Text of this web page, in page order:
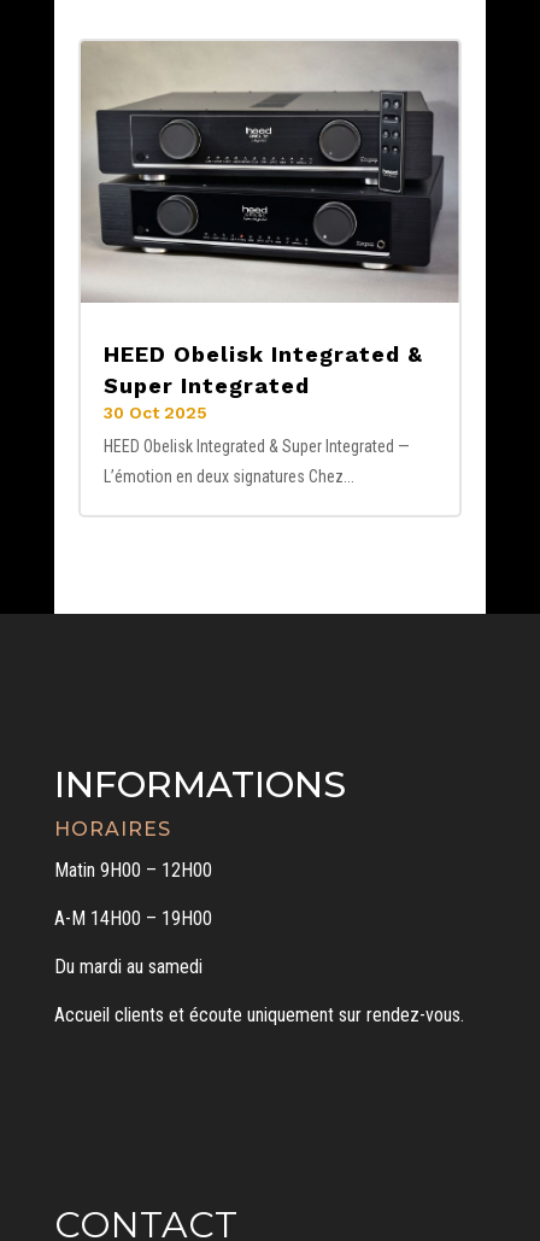
HEED Obelisk Integrated &
Super Integrated
30 Oct 2025
HEED Obelisk Integrated & Super Integrated —
L’émotion en deux signatures Chez...
INFORMATIONS
HORAIRES
Matin 9H00 – 12H00
A-M 14H00 – 19H00
Du mardi au samedi
Accueil clients et écoute uniquement sur rendez-vous.
CONTACT